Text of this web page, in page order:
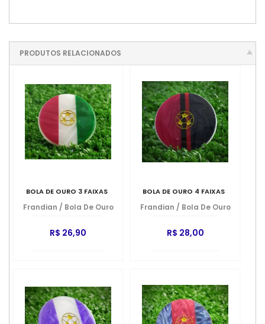
PRODUTOS RELACIONADOS
BOLA DE OURO 3 FAIXAS
Frandian / Bola De Ouro
R$ 26,90
BOLA DE OURO 4 FAIXAS
Frandian / Bola De Ouro
R$ 28,00